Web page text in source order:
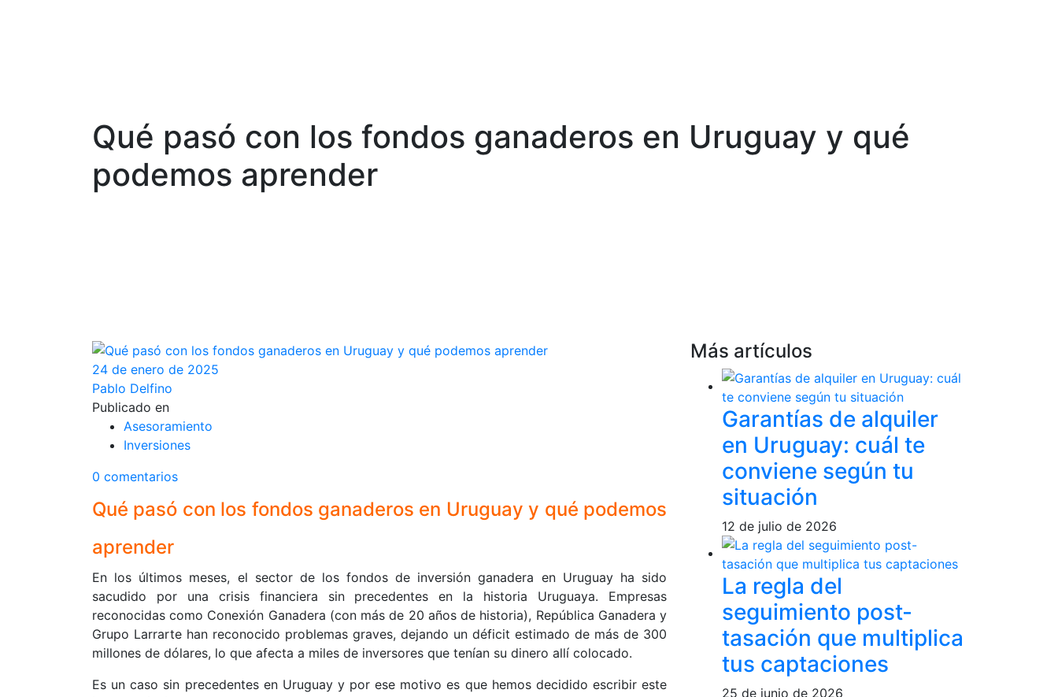
Qué pasó con los fondos ganaderos en Uruguay y qué
podemos aprender
24 de enero de 2025
Pablo Delfino
Publicado en
Asesoramiento
Inversiones
0 comentarios
Qué pasó con los fondos ganaderos en Uruguay y qué podemos
aprender
En los últimos meses, el sector de los fondos de inversión ganadera en Uruguay ha sido
sacudido por una crisis financiera sin precedentes en la historia Uruguaya. Empresas
reconocidas como Conexión Ganadera (con más de 20 años de historia), República Ganadera y
Grupo Larrarte han reconocido problemas graves, dejando un déficit estimado de más de 300
millones de dólares, lo que afecta a miles de inversores que tenían su dinero allí colocado.
Es un caso sin precedentes en Uruguay y por ese motivo es que hemos decidido escribir este
Más artículos
Garantías de alquiler
en Uruguay: cuál te
conviene según tu
situación
12 de julio de 2026
La regla del
seguimiento post-
tasación que multiplica
tus captaciones
25 de junio de 2026